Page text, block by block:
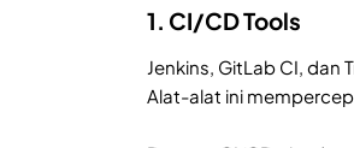
1. CI/CD Tools
Jenkins, GitLab CI,
Alat-alat ini